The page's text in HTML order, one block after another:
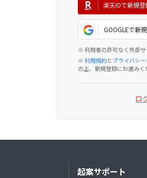
楽天IDで新規登
GOOGLEで新
※ 利用者の許可なく外部
※利用規約とプライバシ
の上、新規登録にお進みく
ロ
起案サポート